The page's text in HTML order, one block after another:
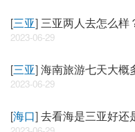
[三亚] 三亚两人去怎么样
2023-06-29
[三亚]海南旅游七天大概
2023-06-29
[海口]去看海是三亚好还